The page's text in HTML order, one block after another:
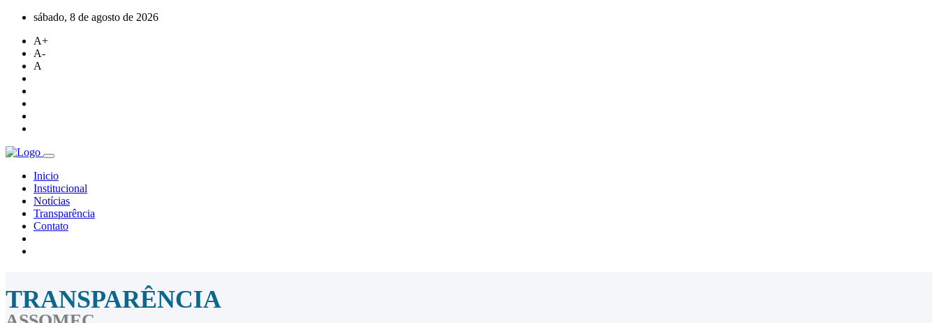
sábado, 8 de agosto de 2026
A+
A-
A
Inicio
Institucional
Notícias
Transparência
Contato
TRANSPARÊNCIA